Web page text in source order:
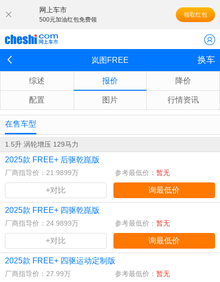
网上车市
500元加油红包免费领
领取红包
岚图FREE 换车
综述 报价 降价
配置 图片 行情资讯
在售车型
1.5升 涡轮增压 129马力
2025款 FREE+ 后驱乾崑版
厂商指导价：21.9899万 参考最低价： 暂无
+对比 询最低价
2025款 FREE+ 四驱乾崑版
厂商指导价：24.9899万 参考最低价： 暂无
+对比 询最低价
2025款 FREE+ 四驱运动定制版
厂商指导价：27.99万 参考最低价： 暂无